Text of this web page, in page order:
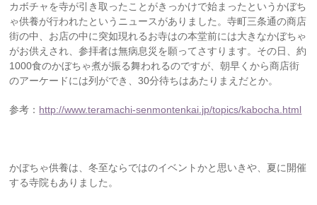
カボチャを寺が引き取ったことがきっかけで始まったというかぼち
ゃ供養が行われたというニュースがありました。寺町三条通の商店
街の中、お店の中に突如現れるお寺はの本堂前には大きなかぼちゃ
がお供えされ、参拝者は無病息災を願ってさすります。その日、約
1000食のかぼちゃ煮が振る舞われるのですが、朝早くから商店街
のアーケードには列ができ、30分待ちはあたりまえだとか。
参考： http://www.teramachi-senmontenkai.jp/topics/kabocha.html
かぼちゃ供養は、冬至ならではのイベントかと思いきや、夏に開催
する寺院もありました。